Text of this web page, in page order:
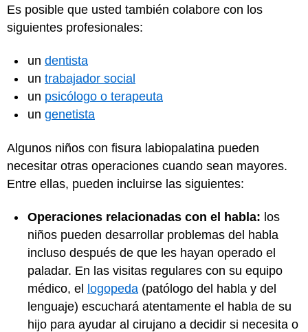
Es posible que usted también colabore con los
siguientes profesionales:
un dentista
un trabajador social
un psicólogo o terapeuta
un genetista
Algunos niños con fisura labiopalatina pueden
necesitar otras operaciones cuando sean mayores.
Entre ellas, pueden incluirse las siguientes:
Operaciones relacionadas con el habla: los
niños pueden desarrollar problemas del habla
incluso después de que les hayan operado el
paladar. En las visitas regulares con su equipo
médico, el
logopeda (patólogo del habla y del
lenguaje) escuchará atentamente el habla de su
hijo para ayudar al cirujano a decidir si necesita o